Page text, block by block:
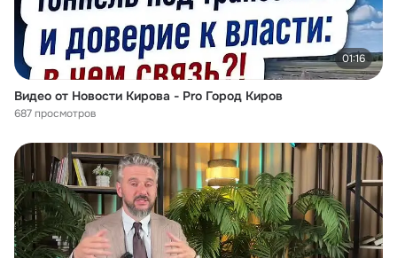
01:16
Видео от Новости Кирова - Pro Город Киров
687 просмотров